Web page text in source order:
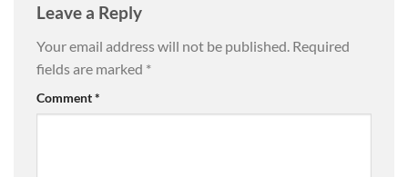
Leave a Reply
Your email address will not be published. Required
fields are marked *
Comment*